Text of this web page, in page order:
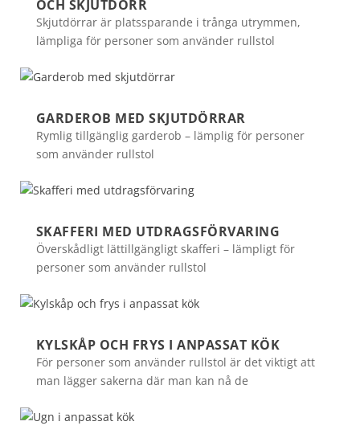
OCH SKJUTDÖRR
Skjutdörrar är platssparande i trånga utrymmen,
lämpliga för personer som använder rullstol
GARDEROB MED SKJUTDÖRRAR
Rymlig tillgänglig garderob – lämplig för personer
som använder rullstol
SKAFFERI MED UTDRAGSFÖRVARING
Överskådligt lättillgängligt skafferi – lämpligt för
personer som använder rullstol
KYLSKÅP OCH FRYS I ANPASSAT KÖK
För personer som använder rullstol är det viktigt att
man lägger sakerna där man kan nå de